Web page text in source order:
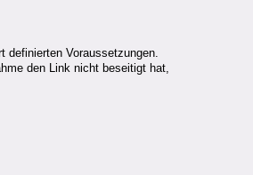
definierten Voraussetzungen.
den Link nicht beseitigt hat,